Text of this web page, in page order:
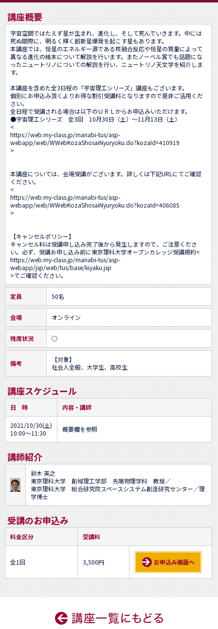
講座概要
宇宙空間ではたえず星が生まれ、進化し、そして死んでいきます。中には
死ぬ間際に、明るく輝く超新星爆発を起こす星もあります。
本講座では、恒星のエネルギー源である核融合反応や恒星の質量によって
異なる進化の結末について解説を行います。またノーベル賞でも話題にな
ったニュートリノについての解説を行い、ニュートリノ天文学を紹介しま
す。
本講座を含めた全3日程の「宇宙理工シリーズ」講座もございます。
個別にお申込み頂くよりお得な割引受講料となりますので是非ご活用くだ
さい。
全日程で受講される場合は以下のＵＲＬからお申込みいただけます。
●宇宙理工シリーズ　全3回　10月30日（土）～11月13日（土）
<
https://web.my-class.jp/manabi-tus/asp-
webapp/web/WWebKozaShosaiNyuryoku.do?kozaId=410919
>
本講座については、会場受講がございます。詳しくは下記URLにてご確認
ください。
<
https://web.my-class.jp/manabi-tus/asp-
webapp/web/WWebKozaShosaiNyuryoku.do?kozaId=406085
>
【キャンセルポリシー】
キャンセル料は受講申し込み完了後から発生しますので、ご注意くださ
い。必ず、受講お申し込み前に東京理科大学オープンカレッジ受講規約<
https://web.my-class.jp/manabi-tus/asp-
webapp/jsp/web/tus/base/kiyaku.jsp
>でご確認ください。
定員 50名
会場 オンライン
残席状況 ○
備考
【対象】
社会人全般、大学生、高校生
講座スケジュール
日 時 内容・講師
2021/10/30(土)
10:00～11:30
概要欄を参照
講師紹介
鈴木 英之
東京理科大学 創域理工学部 先端物理学科 教授／
東京理科大学 総合研究院スペースシステム創造研究センター／理
学博士
受講のお申込み
料金区分 受講料
全1回 3,500円 お申込み画面へ